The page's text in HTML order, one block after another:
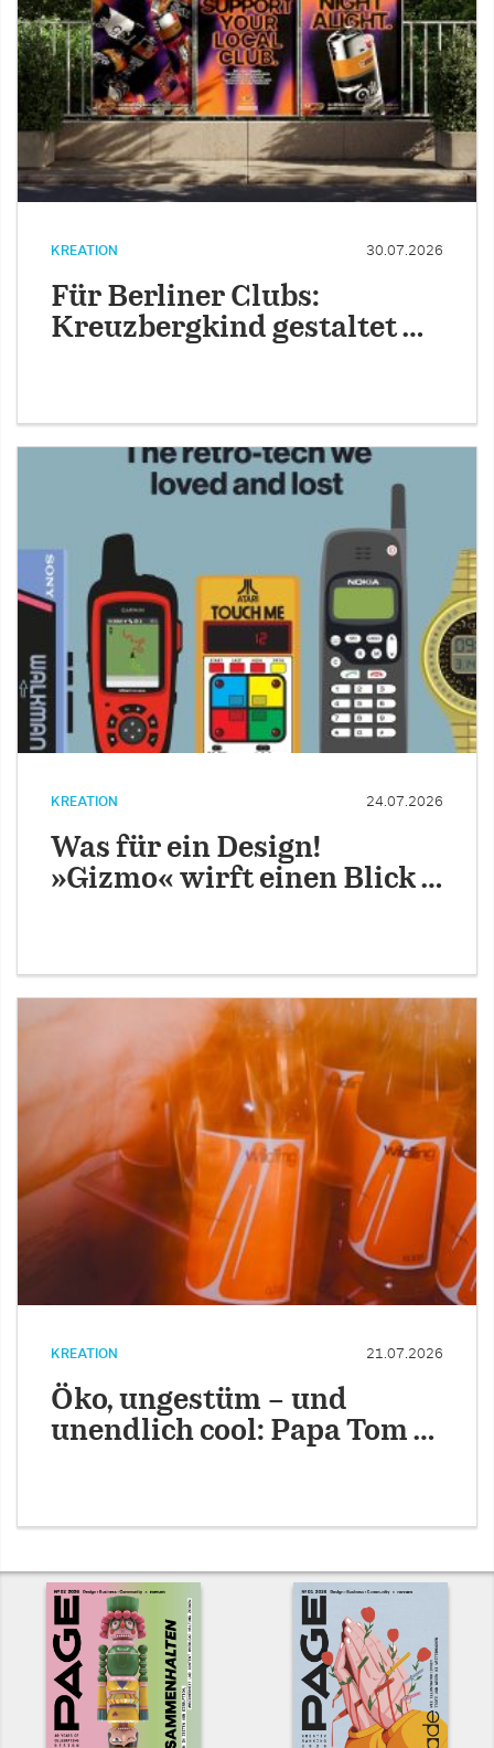
KREATION 30.07.2026
Für Berliner Clubs:
Kreuzbergkind gestaltet …
KREATION 24.07.2026
Was für ein Design!
»Gizmo« wirft einen Blick …
KREATION 21.07.2026
Öko, ungestüm – und
unendlich cool: Papa Tom …